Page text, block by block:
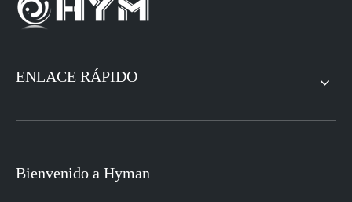
Siguiente:
Hilton Garden Inn Muebles del hotel
ENLACE RÁPIDO
Bienvenido a Hyman